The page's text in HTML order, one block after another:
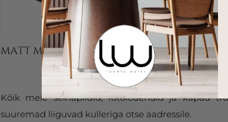
Kõik meie seinapildid, fotolõuendid ja kapad
suuremad liiguvad kulleriga otse aadressile.